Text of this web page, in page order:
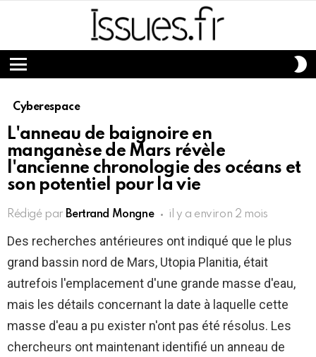
Menu
Cyberespace
L'anneau de baignoire en
manganèse de Mars révèle
l'ancienne chronologie des océans et
son potentiel pour la vie
Rédigé par Bertrand Mongne il y a environ 2 mois
Des recherches antérieures ont indiqué que le plus
grand bassin nord de Mars, Utopia Planitia, était
autrefois l'emplacement d'une grande masse d'eau,
mais les détails concernant la date à laquelle cette
masse d'eau a pu exister n'ont pas été résolus. Les
chercheurs ont maintenant identifié un anneau de